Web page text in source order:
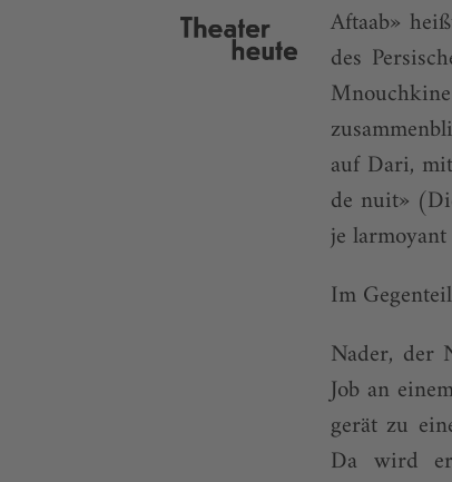
Aftaab»
des
auf Dari,
de nuit»
je
Im
Nader, der
Job an
gerät zu
Da wird